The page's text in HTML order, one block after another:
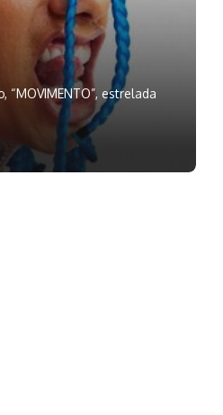
“MOVIMENTO”, estrelada